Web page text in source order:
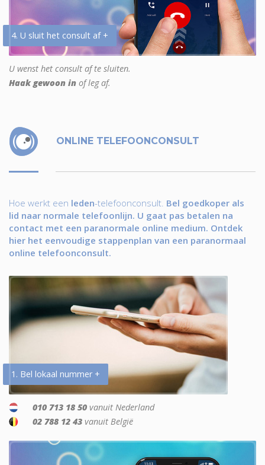
4. U sluit het consult af +
U wenst het consult af te sluiten.
Haak gewoon in of leg af.
ONLINE TELEFOONCONSULT
Hoe werkt een leden-telefoonconsult. Bel goedkoper als
lid naar normale telefoonlijn. U gaat pas betalen na
contact met een paranormale online medium. Ontdek
hier het eenvoudige stappenplan van een paranormaal
online telefoonconsult.
1. Bel lokaal nummer +
010 713 18 50 vanuit Nederland
02 788 12 43 vanuit België